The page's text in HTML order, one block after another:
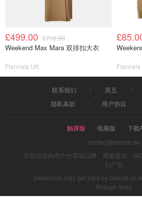
£499.00 £710.00
Weekend Max Mara 双排扣大衣
Flannels UK Flannels
联系我们 黑五
隐私条款
用户协议
触屏版 电脑版
下载
contact@dazhe.de
页面信息由用户分享或品牌、商家提供，
扣广告
Dealmoon may get paid by brands or
through links